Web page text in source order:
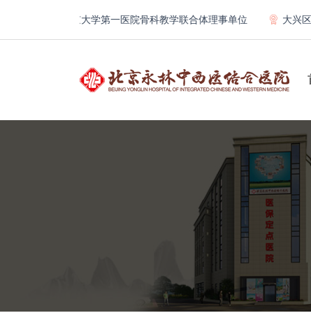
北京大学第一医院骨科教学联合体理事单位 大兴区人